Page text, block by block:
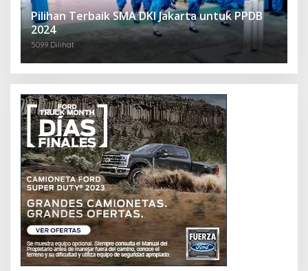
Pilihan Terbaik SMA DKI Jakarta untuk PPDB
2024
5099 Dilihat